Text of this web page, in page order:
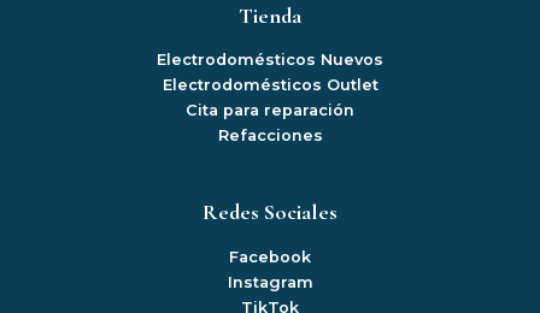
Tienda
Electrodomésticos Nuevos
Electrodomésticos Outlet
Cita para reparación
Refacciones
Redes Sociales
Facebook
Instagram
TikTok